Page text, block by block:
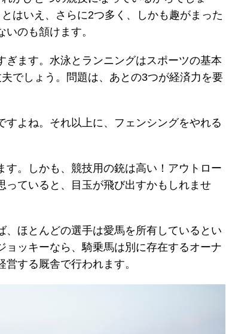
はいえ、さらに2つ多く、しかも趣がまった
のも頷けます。
ます。水泳とランニングはスポーツの基本
でしょう。問題は、あとの3つが経済力を要
すよね。それ以上に、フェンシングをやれる
。しかも、競技用の銃は高い！アウトロー
っていると、目玉が飛び出すかもしれませ
ほとんどの選手は愛馬を所有しているとい
ョッキーなら、騎乗馬は別に存在するオーナ
する厩舎で行われます。